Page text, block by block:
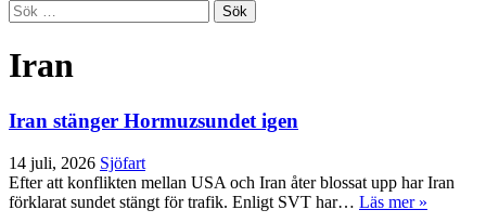
Iran
Iran stänger Hormuzsundet igen
14 juli, 2026 Sjöfart
Efter att konflikten mellan USA och Iran åter blossat upp har Iran
förklarat sundet stängt för trafik. Enligt SVT har… Läs mer »